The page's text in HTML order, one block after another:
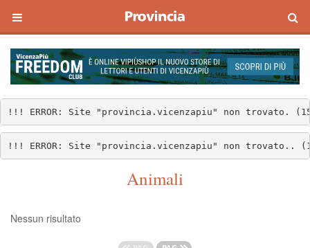
!!! ERROR: Site "provincia.vicenzapiu" non trovato.
!!! ERROR: Site "provincia.vicenzapiu" non trovato..
Animali
Nessun risultato